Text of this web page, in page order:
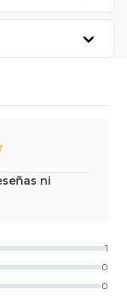
ni
1
0
0